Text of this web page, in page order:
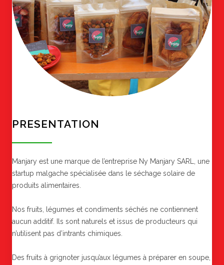
PRESENTATION
Manjary est une marque de l’entreprise Ny Manjary SARL, une
startup malgache spécialisée dans le séchage solaire de
produits alimentaires.
Nos fruits, légumes et condiments séchés ne contiennent
aucun additif. Ils sont naturels et issus de producteurs qui
n’utilisent pas d’intrants chimiques.
Des fruits à grignoter jusqu’aux légumes à préparer en soupe,